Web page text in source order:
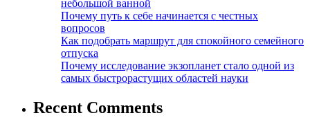
небольшой ванной
Почему путь к себе начинается с честных
вопросов
Как подобрать маршрут для спокойного семейного
отпуска
Почему исследование экзопланет стало одной из
самых быстрорастущих областей науки
Recent Comments